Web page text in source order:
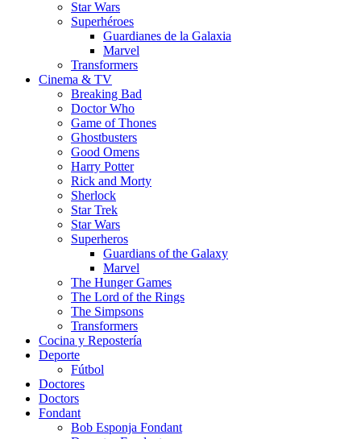
Star Wars
Superhéroes
Guardianes de la Galaxia
Marvel
Transformers
Cinema & TV
Breaking Bad
Doctor Who
Game of Thones
Ghostbusters
Good Omens
Harry Potter
Rick and Morty
Sherlock
Star Trek
Star Wars
Superheros
Guardians of the Galaxy
Marvel
The Hunger Games
The Lord of the Rings
The Simpsons
Transformers
Cocina y Repostería
Deporte
Fútbol
Doctores
Doctors
Fondant
Bob Esponja Fondant